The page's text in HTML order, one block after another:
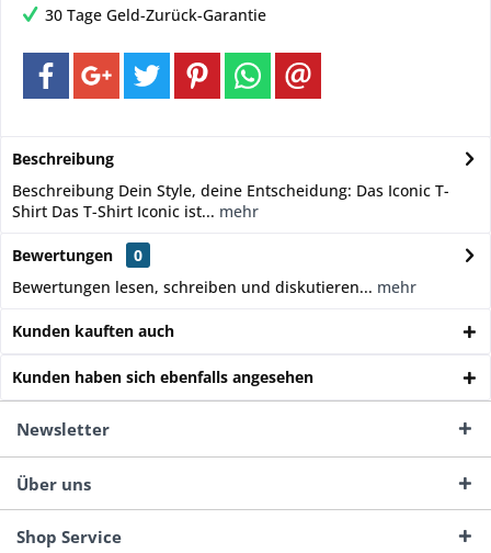
30 Tage Geld-Zurück-Garantie
Beschreibung
Beschreibung Dein Style, deine Entscheidung: Das Iconic T-
Shirt Das T-Shirt Iconic ist... mehr
Bewertungen
0
Bewertungen lesen, schreiben und diskutieren... mehr
Kunden kauften auch
Kunden haben sich ebenfalls angesehen
Newsletter
Über uns
Shop Service